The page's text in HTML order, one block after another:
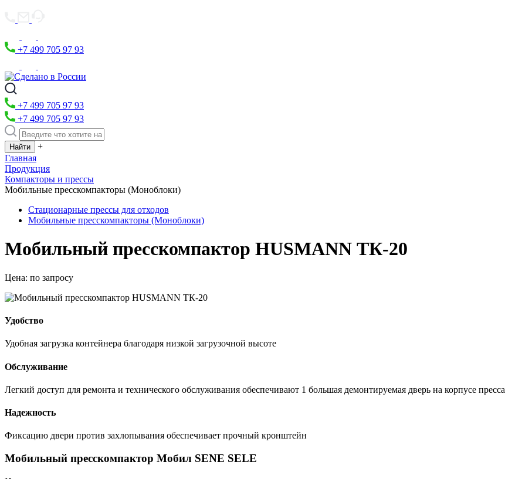
+7 499 705 97 93
+7 499 705 97 93
+7 499 705 97 93
+
Главная
Продукция
Компакторы и прессы
Мобильные пресскомпакторы (Моноблоки)
Стационарные прессы для отходов
Мобильные пресскомпакторы (Моноблоки)
Мобильный пресскомпактор HUSMANN ТК-20
Цена: по запросу
Удобство
Удобная загрузка контейнера благодаря низкой загрузочной высоте
Обслуживание
Легкий доступ для ремонта и технического обслуживания обеспечивают 1 большая демонтируемая дверь на корпусе пресса
Надежность
Фиксацию двери против захлопывания обеспечивает прочный кронштейн
Мобильный пресскомпактор Мобил SENE SELE